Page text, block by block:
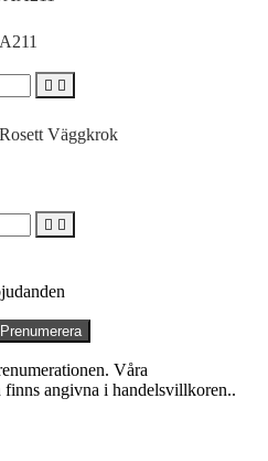
 
 
Våra
angivna i handelsvillkoren..